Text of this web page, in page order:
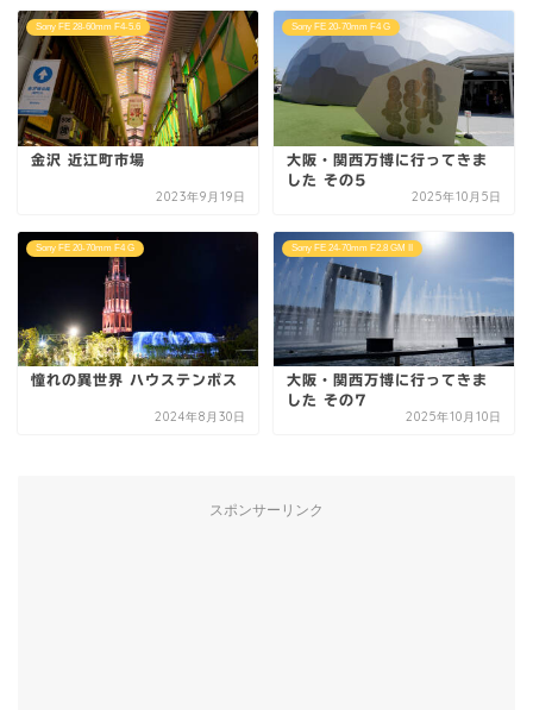
Sony FE 28-60mm F4-5.6
金沢 近江町市場
2023年9月19日
Sony FE 20-70mm F4 G
大阪・関西万博に行ってきま
した その5
2025年10月5日
Sony FE 20-70mm F4 G
憧れの異世界 ハウステンボス
2024年8月30日
Sony FE 24-70mm F2.8 GM II
大阪・関西万博に行ってきま
した その7
2025年10月10日
スポンサーリンク